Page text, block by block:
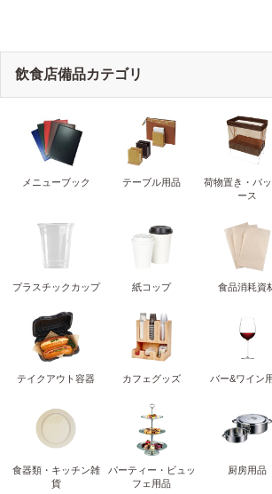
飲食店備品カテゴリ
メニューブック テーブル用品
荷物置き・バ
ース
プラスチックカップ 紙コップ 食品消耗資
テイクアウト容器 カフェグッズ バー&ワイン
食器類・キッチン雑
貨
パーティー・ビュッ
フェ用品
厨房用品